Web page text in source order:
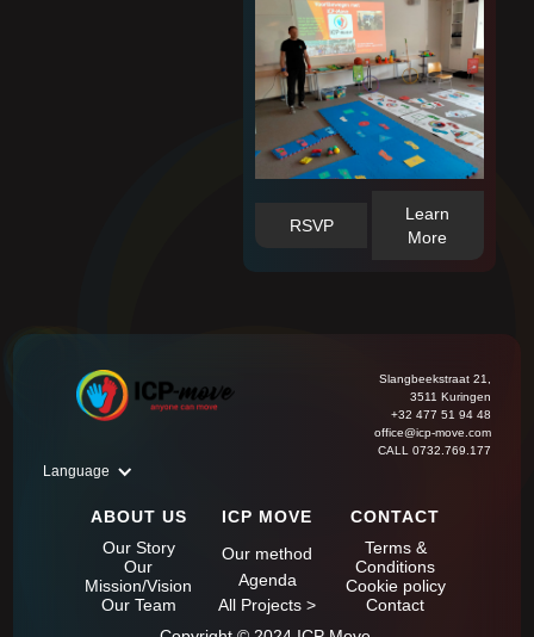
RSVP
Learn
More
Slangbeekstraat 21,
3511 Kuringen
+32 477 51 94 48
office@icp-move.com
CALL 0732.769.177
Language
ABOUT US
Our Story
Our
Mission/Vision
Our Team
ICP MOVE
Our method
Agenda
All Projects >
CONTACT
Terms &
Conditions
Cookie policy
Contact